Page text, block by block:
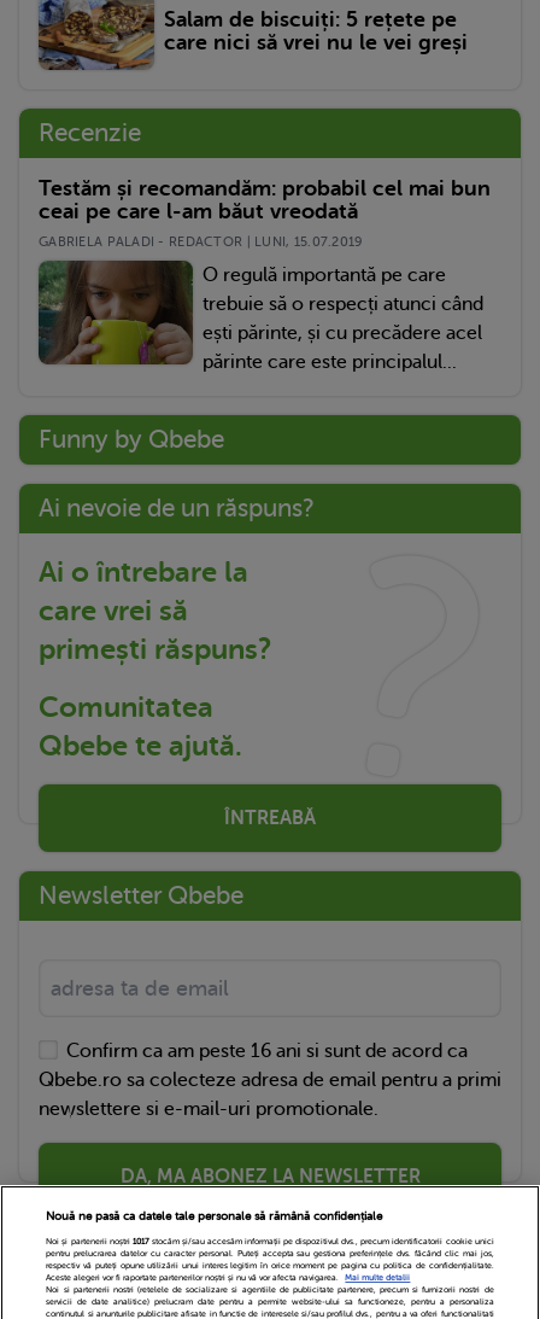
Salam de biscuiți: 5 rețete pe
care nici să vrei nu le vei greși
Recenzie
Testăm și recomandăm: probabil cel mai bun
ceai pe care l-am băut vreodată
GABRIELA PALADI - REDACTOR | LUNI, 15.07.2019
O regulă importantă pe care
trebuie să o respecți atunci când
ești părinte, și cu precădere acel
părinte care este principalul...
Funny by Qbebe
Ai nevoie de un răspuns?
Ai o întrebare la
care vrei să
primești răspuns?
Comunitatea
Qbebe te ajută.
ÎNTREABĂ
Newsletter Qbebe
Confirm ca am peste 16 ani si sunt de acord ca
Qbebe.ro sa colecteze adresa de email pentru a primi
newslettere si e-mail-uri promotionale.
DA, MA ABONEZ LA NEWSLETTER
Nouă ne pasă ca datele tale personale să rămână confidențiale
Noi și partenerii noștri 1017stocăm și/sau accesăm informații pe dispozitivul dvs., precum identificatorii cookie unici
pentru prelucrarea datelor cu caracter personal. Puteți accepta sau gestiona preferințele dvs. făcând clic mai jos,
respectiv vă puteți opune utilizării unui interes legitim în orice moment pe pagina cu politica de confidențialitate.
Aceste alegeri vor fi raportate partenerilor noștri și nu vă vor afecta navigarea.
Mai multe detalii
Noi si partenerii nostri (retelele de socializare si agentiile de publicitate partenere, precum si furnizorii nostri de
servicii de date analitice) prelucram date pentru a permite website-ului sa functioneze, pentru a personaliza
continutul si anunturile publicitare afisate in functie de interesele si/sau profilul dvs., pentru a va oferi functionalitati